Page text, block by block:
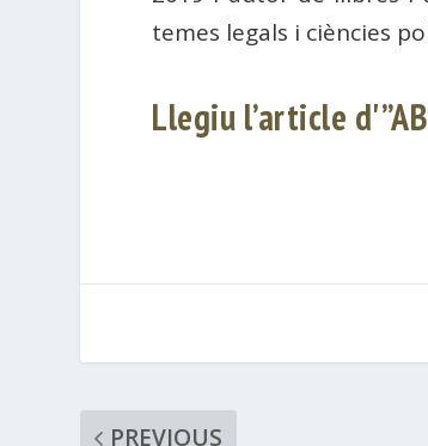
temes legals i ciències
Llegiu l’article
PREVIOUS